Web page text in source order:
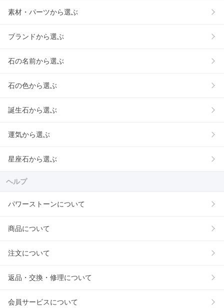
素材・パーツから選ぶ
ブランドから選ぶ
石の名前から選ぶ
石の色から選ぶ
誕生石から選ぶ
運気から選ぶ
星座石から選ぶ
ヘルプ
パワーストーンについて
商品について
注文について
返品・交換・修理について
会員サービスについて